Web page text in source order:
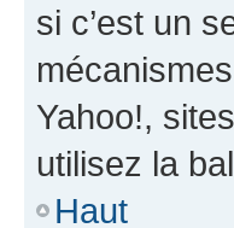
si c’est un
Yahoo!,
utilisez la
Haut